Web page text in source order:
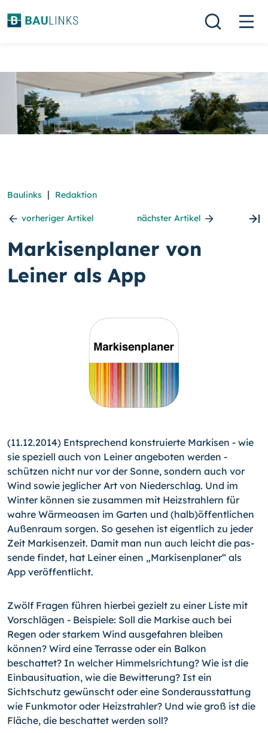
Baulinks | Redaktion
vorheriger Artikel nächster Artikel
Markisenplaner von
Leiner als App
(11.12.2014) Entsprechend konstruierte Markisen - wie
sie speziell auch von Leiner angeboten werden -
schützen nicht nur vor der Sonne, sondern auch vor
Wind sowie jeglicher Art von Niederschlag. Und im
Winter können sie zusammen mit Heizstrahlern für
wahre Wärmeoasen im Garten und (halb)öf­fentlichen
Außenraum sorgen. So gesehen ist eigentlich zu jeder
Zeit Markisenzeit. Damit man nun auch leicht die pas­
sende findet, hat Leiner einen „Markisenplaner“ als
App ver­öffentlicht.
Zwölf Fragen führen hierbei gezielt zu einer Liste mit
Vorschlägen - Beispiele: Soll die Markise auch bei
Regen oder starkem Wind ausgefahren bleiben
können? Wird eine Terrasse oder ein Balkon
beschattet? In welcher Himmelsrichtung? Wie ist die
Einbau­situation, wie die Bewitterung? Ist ein
Sichtschutz gewünscht oder eine Sonderaus­stattung
wie Funkmotor oder Heizstrahler? Und wie groß ist die
Fläche, die beschat­tet werden soll?